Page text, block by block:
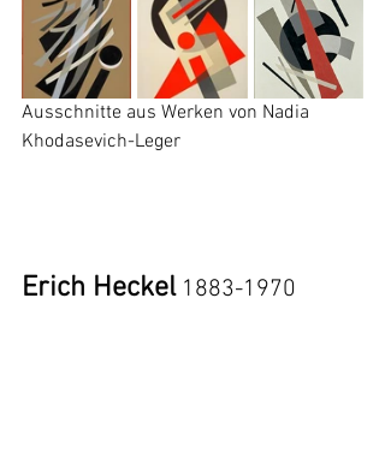
Ausschnitte aus Werken von Nadia
Khodasevich-Leger
Erich Heckel 1883-1970